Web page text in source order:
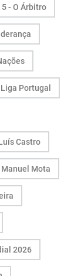
5 - O Árbitro
Liga Portugal
Castro
Manuel Mota
2026